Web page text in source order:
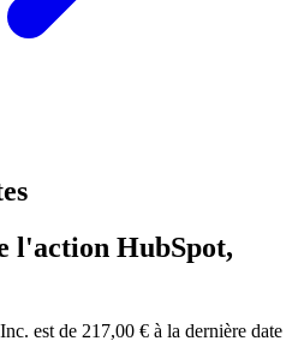
l'action HubSpot,
est de 217,00 € à la dernière date